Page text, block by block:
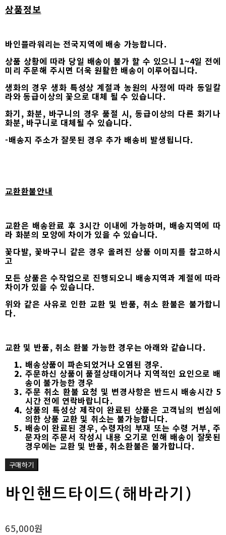
상품정보
바인플라워리는 전국지역에 배송 가능합니다.
상품 상황에 따라 당일 배송이 불가 할 수 있으니 1~4일 전에
미리 주문해 주시면 더욱 원활한 배송이 이루어집니다.
생화의 경우 생화 특성상 계절과 농원의 사정에 따라 동일칼
라와 동급이상의 꽃으로 대체 될 수 있습니다.
화기, 화분, 바구니의 경우 품절 시, 동급이상의 다른 화기나
화분, 바구니로 대체될 수 있습니다.
-배송지 주소가 잘못된 경우 추가 배송비 발생됩니다.
교환환불안내
교환은 배송완료 후 3시간 이내에 가능하며, 배송지역에 따
라 화분의 모양에 차이가 있을 수 있습니다.
꽃다발, 꽃바구니 같은 경우 올려진 상품 이미지를 참고하시
고
모든 상품은 수작업으로 진행되오니 배송지역과 계절에 따라
차이가 있을 수 있습니다.
위와 같은 사유로 인한 교환 및 반품, 취소 환불은 불가합니
다.
교환 및 반품, 취소 환불 가능한 경우는 아래와 같습니다.
배송상품이 파손되었거나 오염된 경우.
주문하신 상품이 품절상태이거나 지역적인 요인으로 배
송이 불가능한 경우
주문 취소 환불 요청 및 변경사항은 반드시 배송시간 5
시간 전에 연락바랍니다.
상품의 특성상 제작이 완료된 상품은 고객님의 변심에
의한 상품 교환 및 취소는 불가능합니다.
배송이 완료된 경우, 수령자의 부재 또는 수령 거부, 주
문자의 주문서 작성시 내용 오기로 인해 배송이 잘못된
경우에는 교환 및 반품, 취소환불은 불가합니다.
구매하기
바인핸드타이드(해바라기)
65,000원